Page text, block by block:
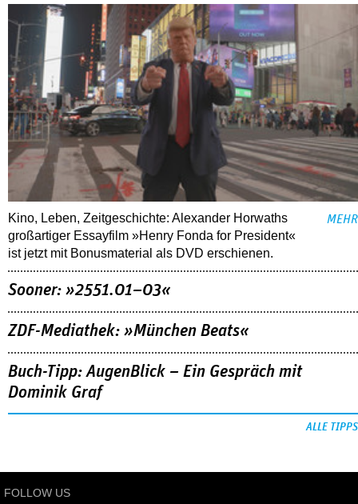
Kino, Leben, Zeitgeschichte: Alexander Horwaths
großartiger Essayfilm »Henry Fonda for President«
ist jetzt mit Bonusmaterial als DVD erschienen.
MEHR
Sooner: »2551.01–03«
ZDF-Mediathek: »München Beats«
Buch-Tipp: AugenBlick – Ein Gespräch mit
Dominik Graf
ALLE TIPPS
FOLLOW US